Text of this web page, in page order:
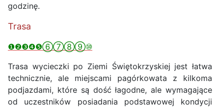
godzinę.
Trasa
❶❷❸❹❺⑥⑦⑧⑨⑩
Trasa wycieczki po Ziemi Świętokrzyskiej jest łatwa
technicznie, ale miejscami pagórkowata z kilkoma
podjazdami, które są dość łagodne, ale wymagające
od uczestników posiadania podstawowej kondycji